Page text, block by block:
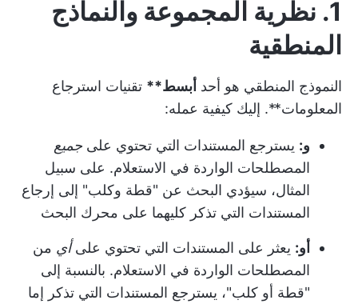
1. نظرية المجموعة والنماذج
المنطقية
النموذج المنطقي هو أحد أبسط** تقنيات استرجاع
المعلومات**. إليك كيفية عمله:
و: يسترجع المستندات التي تحتوي على جميع
المصطلحات الواردة في الاستعلام. على سبيل
المثال، سيؤدي البحث عن "قطة وكلب" إلى إرجاع
المستندات التي تذكر كليهما على محرك البحث
أو: يعثر على المستندات التي تحتوي علىأي من
المصطلحات الواردة في الاستعلام. بالنسبة إلى
"قطة أو كلب"، يسترجع المستندات التي تذكر إما